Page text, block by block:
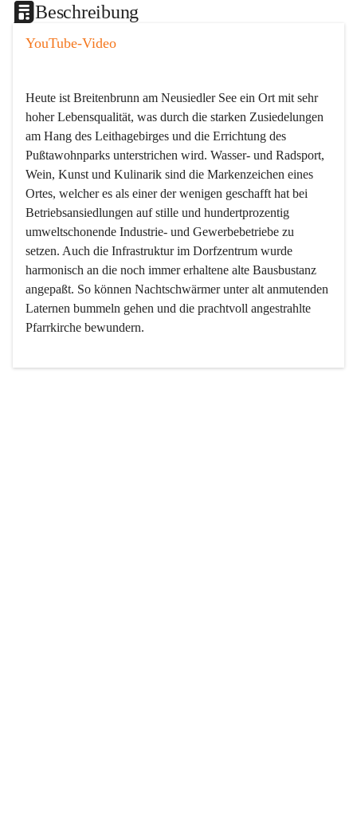
Beschreibung
YouTube-Video
Heute ist Breitenbrunn am Neusiedler See ein Ort mit sehr
hoher Lebensqualität, was durch die starken Zusiedelungen
am Hang des Leithagebirges und die Errichtung des
Pußtawohnparks unterstrichen wird. Wasser- und Radsport,
Wein, Kunst und Kulinarik sind die Markenzeichen eines
Ortes, welcher es als einer der wenigen geschafft hat bei
Betriebsansiedlungen auf stille und hundertprozentig
umweltschonende Industrie- und Gewerbebetriebe zu
setzen. Auch die Infrastruktur im Dorfzentrum wurde
harmonisch an die noch immer erhaltene alte Bausbustanz
angepaßt. So können Nachtschwärmer unter alt anmutenden
Laternen bummeln gehen und die prachtvoll angestrahlte
Pfarrkirche bewundern.
Der Weinbau dominert heute nicht mehr, ist aber integrativer